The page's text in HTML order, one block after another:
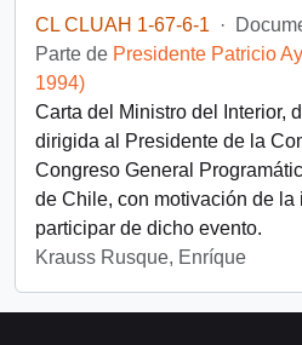
CL CLUAH 1-67-6-1
·
Parte de Presidente Patricio
1994)
Carta del Ministro del Interior,
dirigida al Presidente de la
Congreso General
de Chile, con motivación de
participar de dicho evento.
Krauss Rusque, Enríque